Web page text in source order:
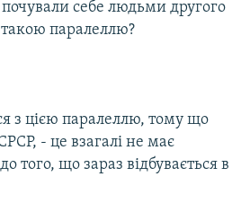
почували себе людьми другого
такою паралеллю?
з цією паралеллю, тому що
- це взагалі не має
того, що зараз відбувається в